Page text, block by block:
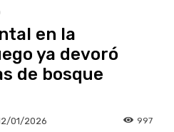
en la
ya devoró
de bosque
01/2026 997